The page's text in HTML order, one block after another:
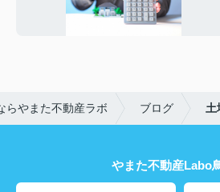
らやまた不動産ラボ ブログ 土
やまた不動産Labo